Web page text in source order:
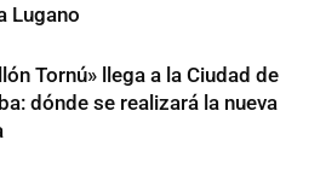
Lugano
Tornú» llega a la Ciudad de
dónde se realizará la nueva